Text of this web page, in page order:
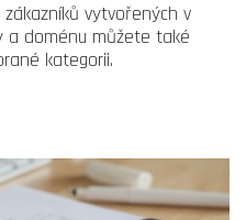
vytvořených v
a doménu můžete také
kategorii.